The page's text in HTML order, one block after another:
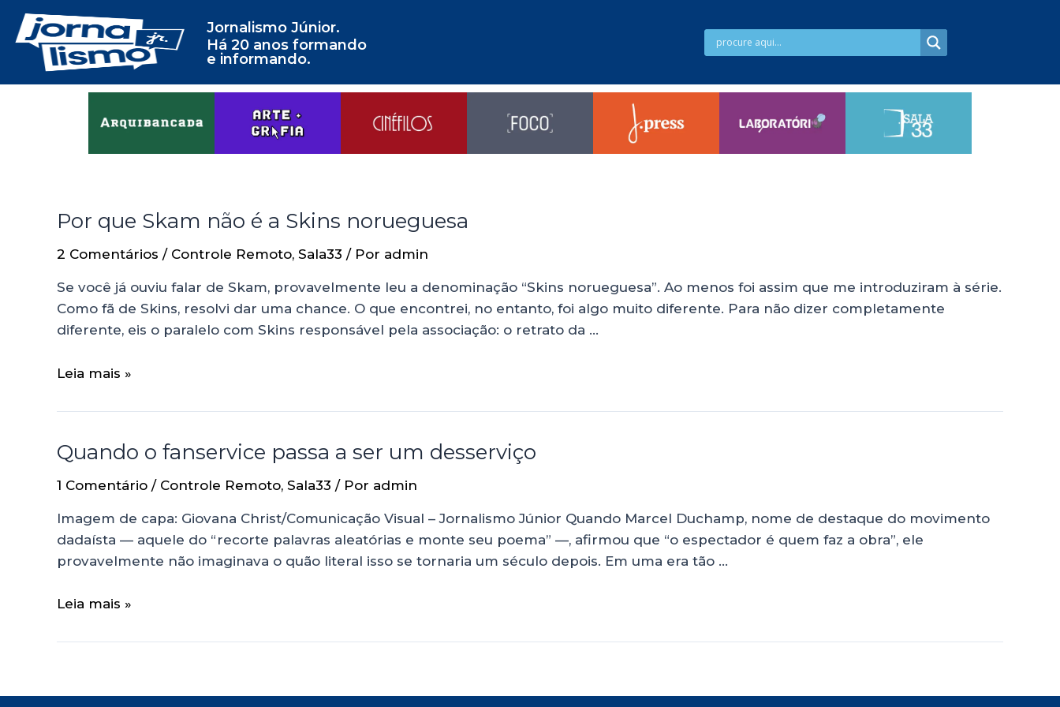
Jornalismo Júnior.
Há 20 anos formando
e informando.
Por que Skam não é a Skins norueguesa
2 Comentários / Controle Remoto, Sala33 / Por admin
Se você já ouviu falar de Skam, provavelmente leu a denominação “Skins norueguesa”. Ao menos foi assim que me introduziram à série.
Como fã de Skins, resolvi dar uma chance. O que encontrei, no entanto, foi algo muito diferente. Para não dizer completamente
diferente, eis o paralelo com Skins responsável pela associação: o retrato da …
Leia mais »
Quando o fanservice passa a ser um desserviço
1 Comentário / Controle Remoto, Sala33 / Por admin
Imagem de capa: Giovana Christ/Comunicação Visual – Jornalismo Júnior Quando Marcel Duchamp, nome de destaque do movimento
dadaísta — aquele do “recorte palavras aleatórias e monte seu poema” —, afirmou que “o espectador é quem faz a obra”, ele
provavelmente não imaginava o quão literal isso se tornaria um século depois. Em uma era tão …
Leia mais »